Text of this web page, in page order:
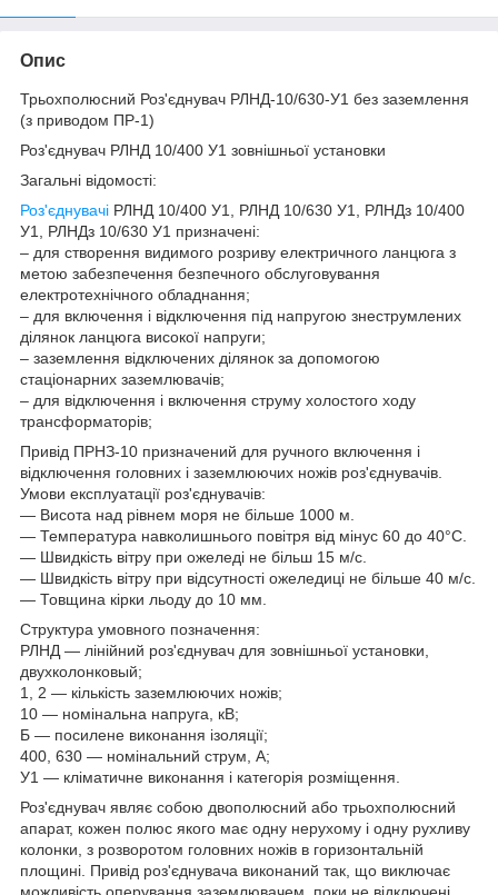
Опис
Трьохполюсний Роз'єднувач РЛНД-10/630-У1 без заземлення
(з приводом ПР-1)
Роз'єднувач РЛНД 10/400 У1 зовнішньої установки
Загальні відомості:
Роз'єднувачі РЛНД 10/400 У1, РЛНД 10/630 У1, РЛНДз 10/400
У1, РЛНДз 10/630 У1 призначені:
– для створення видимого розриву електричного ланцюга з
метою забезпечення безпечного обслуговування
електротехнічного обладнання;
– для включення і відключення під напругою знеструмлених
ділянок ланцюга високої напруги;
– заземлення відключених ділянок за допомогою
стаціонарних заземлювачів;
– для відключення і включення струму холостого ходу
трансформаторів;
Привід ПРНЗ-10 призначений для ручного включення і
відключення головних і заземлюючих ножів роз'єднувачів.
Умови експлуатації роз'єднувачів:
— Висота над рівнем моря не більше 1000 м.
— Температура навколишнього повітря від мінус 60 до 40°С.
— Швидкість вітру при ожеледі не більш 15 м/с.
— Швидкість вітру при відсутності ожеледиці не більше 40 м/с.
— Товщина кірки льоду до 10 мм.
Структура умовного позначення:
РЛНД — лінійний роз'єднувач для зовнішньої установки,
двухколонковый;
1, 2 — кількість заземлюючих ножів;
10 — номінальна напруга, кВ;
Б — посилене виконання ізоляції;
400, 630 — номінальний струм, А;
У1 — кліматичне виконання і категорія розміщення.
Роз'єднувач являє собою двополюсний або трьохполюсний
апарат, кожен полюс якого має одну нерухому і одну рухливу
колонки, з розворотом головних ножів в горизонтальній
площині. Привід роз'єднувача виконаний так, що виключає
можливість оперування заземлювачем, поки не відключені